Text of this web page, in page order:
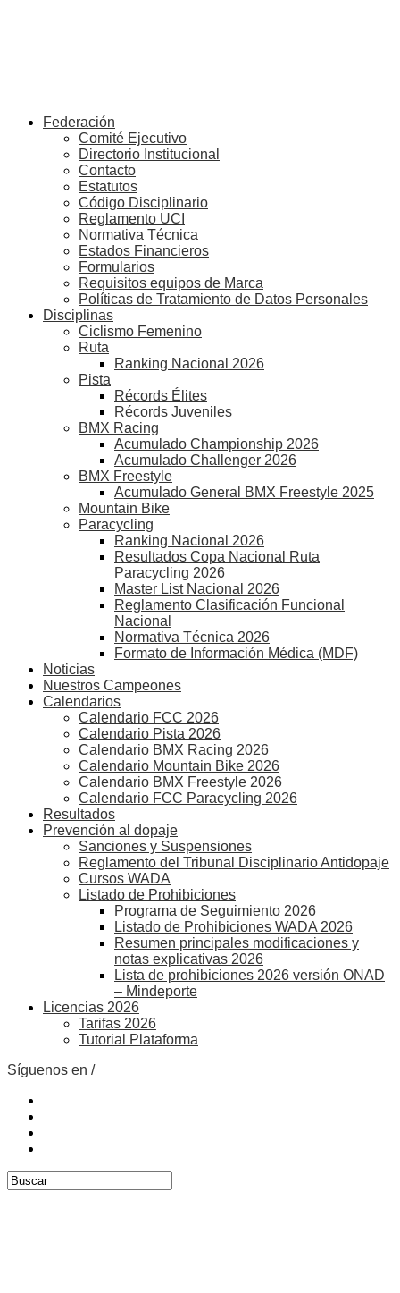
Federación
Comité Ejecutivo
Directorio Institucional
Contacto
Estatutos
Código Disciplinario
Reglamento UCI
Normativa Técnica
Estados Financieros
Formularios
Requisitos equipos de Marca
Políticas de Tratamiento de Datos Personales
Disciplinas
Ciclismo Femenino
Ruta
Ranking Nacional 2026
Pista
Récords Élites
Récords Juveniles
BMX Racing
Acumulado Championship 2026
Acumulado Challenger 2026
BMX Freestyle
Acumulado General BMX Freestyle 2025
Mountain Bike
Paracycling
Ranking Nacional 2026
Resultados Copa Nacional Ruta
Paracycling 2026
Master List Nacional 2026
Reglamento Clasificación Funcional
Nacional
Normativa Técnica 2026
Formato de Información Médica (MDF)
Noticias
Nuestros Campeones
Calendarios
Calendario FCC 2026
Calendario Pista 2026
Calendario BMX Racing 2026
Calendario Mountain Bike 2026
Calendario BMX Freestyle 2026
Calendario FCC Paracycling 2026
Resultados
Prevención al dopaje
Sanciones y Suspensiones
Reglamento del Tribunal Disciplinario Antidopaje
Cursos WADA
Listado de Prohibiciones
Programa de Seguimiento 2026
Listado de Prohibiciones WADA 2026
Resumen principales modificaciones y
notas explicativas 2026
Lista de prohibiciones 2026 versión ONAD
– Mindeporte
Licencias 2026
Tarifas 2026
Tutorial Plataforma
Síguenos en /